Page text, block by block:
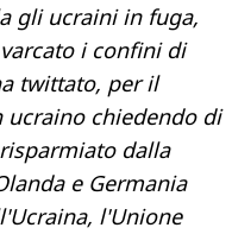
gli ucraini in fuga,
i confini di
twittato, per il
chiedendo di
dalla
e Germania
l'Unione